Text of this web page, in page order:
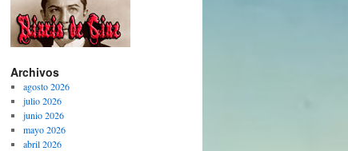
Archivos
agosto 2026
julio 2026
junio 2026
mayo 2026
abril 2026